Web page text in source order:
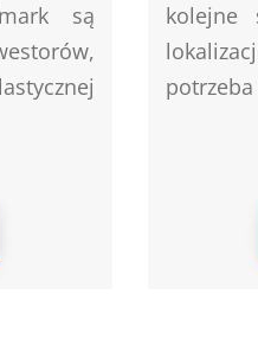
są
kolejne